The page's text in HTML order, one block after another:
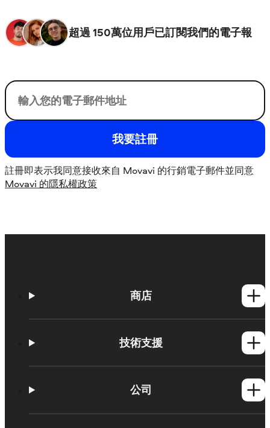
超過 150萬位用戶已訂閱我們的電子報
您的電子郵件
我要註冊
註冊即表示我同意接收來自 Movavi 的行銷電子郵件並同意
Movavi 的隱私權政策
商店
Mac產品
技術支援
學習平台
公司